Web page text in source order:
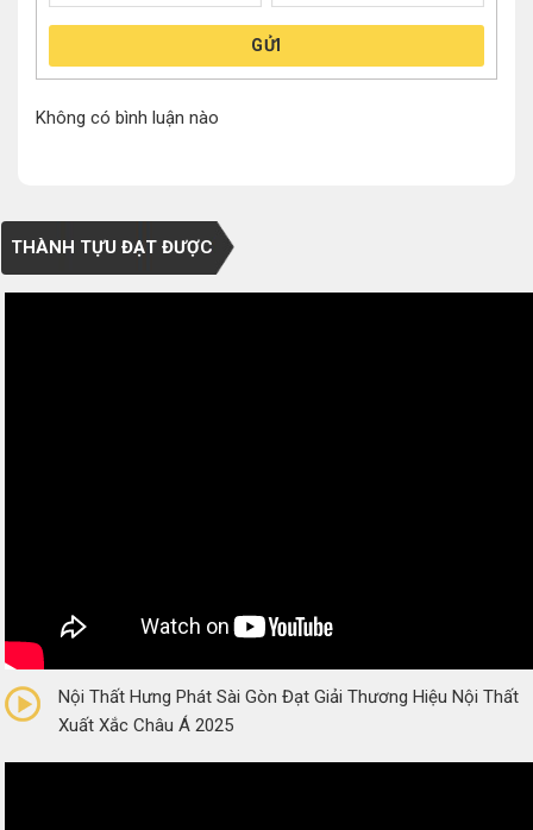
GỬI
Không có bình luận nào
THÀNH TỰU ĐẠT ĐƯỢC
(0 Reviews)
Nội Thất Hưng Phát Sài Gòn Đạt Giải Thương Hiệu Nội Thất
Xuất Xắc Châu Á 2025